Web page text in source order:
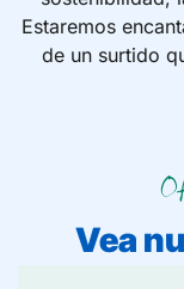
Estaremos
de un surtido
Vea